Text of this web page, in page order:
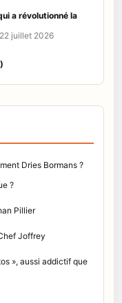
a révolutionné la
juillet 2026
Dries Bormans ?
?
Pillier
Joffrey
», aussi addictif que